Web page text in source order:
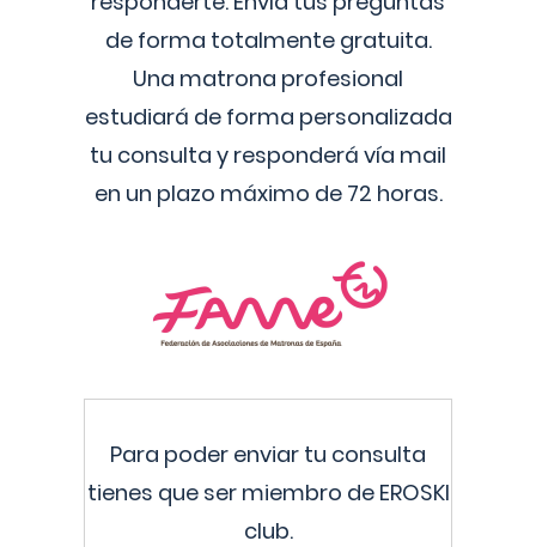
de forma totalmente gratuita.
Una matrona profesional
estudiará de forma personalizada
tu consulta y responderá vía mail
en un plazo máximo de 72 horas.
Para poder enviar tu consulta
tienes que ser miembro de EROSKI
club.